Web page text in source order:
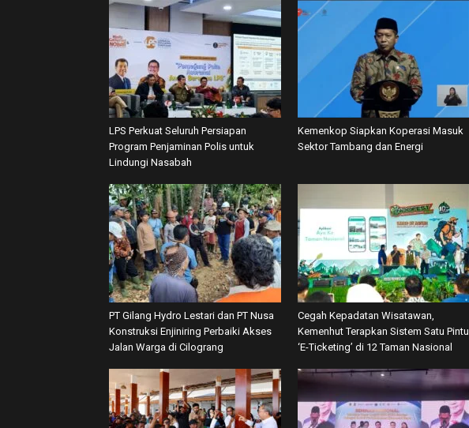
LPS Perkuat Seluruh Persiapan
Program Penjaminan Polis untuk
Lindungi Nasabah
Kemenkop Siapkan Koperasi Masuk
Sektor Tambang dan Energi
PT Gilang Hydro Lestari dan PT Nusa
Konstruksi Enjiniring Perbaiki Akses
Jalan Warga di Cilograng
Cegah Kepadatan Wisatawan,
Kemenhut Terapkan Sistem Satu Pintu
‘E-Ticketing’ di 12 Taman Nasional